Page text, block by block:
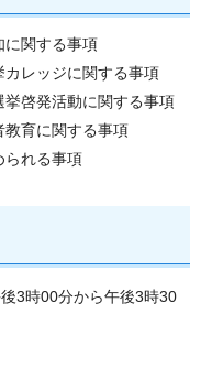
に関する事項
レッジに関する事項
啓発活動に関する事項
教育に関する事項
られる事項
3時00分から午後3時30